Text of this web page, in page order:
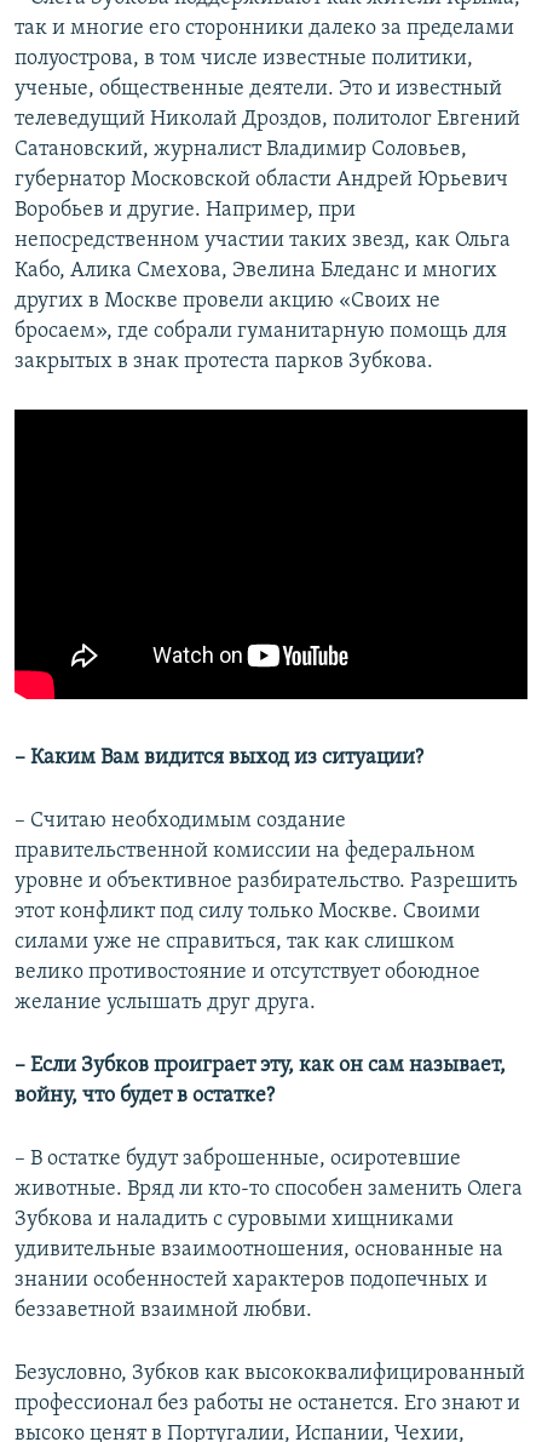
так и многие его сторонники далеко за пределами
полуострова, в том числе известные политики,
ученые, общественные деятели. Это и известный
телеведущий Николай Дроздов, политолог Евгений
Сатановский, журналист Владимир Соловьев,
губернатор Московской области Андрей Юрьевич
Воробьев и другие. Например, при
непосредственном участии таких звезд, как Ольга
Кабо, Алика Смехова, Эвелина Бледанс и многих
других в Москве провели акцию «Своих не
бросаем», где собрали гуманитарную помощь для
закрытых в знак протеста парков Зубкова.
– Каким Вам видится выход из ситуации?
– Считаю необходимым создание
правительственной комиссии на федеральном
уровне и объективное разбирательство. Разрешить
этот конфликт под силу только Москве. Своими
силами уже не справиться, так как слишком
велико противостояние и отсутствует обоюдное
желание услышать друг друга.
– Если Зубков проиграет эту, как он сам называет,
войну, что будет в остатке?
– В остатке будут заброшенные, осиротевшие
животные. Вряд ли кто-то способен заменить Олега
Зубкова и наладить с суровыми хищниками
удивительные взаимоотношения, основанные на
знании особенностей характеров подопечных и
беззаветной взаимной любви.
Безусловно, Зубков как высококвалифицированный
профессионал без работы не останется. Его знают и
высоко ценят в Португалии, Испании, Чехии,